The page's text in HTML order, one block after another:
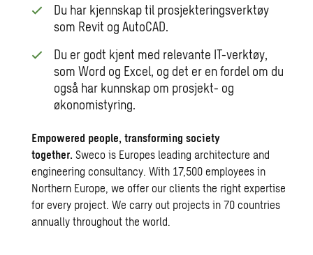
Du har kjennskap til prosjekteringsverktøy
som Revit og AutoCAD.
Du er godt kjent med relevante IT-verktøy,
som Word og Excel, og det er en fordel om du
også har kunnskap om prosjekt- og
økonomistyring.
Empowered people, transforming society
together. Sweco is Europes leading architecture and
engineering consultancy. With 17,500 employees in
Northern Europe, we offer our clients the right expertise
for every project. We carry out projects in 70 countries
annually throughout the world.